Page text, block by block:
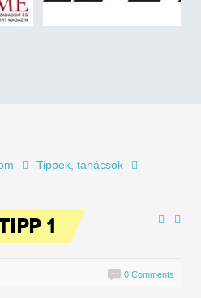
Tippek, tanácsok
1
0 Comments